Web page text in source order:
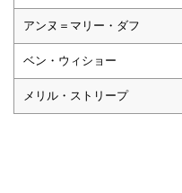
アンヌ＝マリー・ダフ
ベン・ウィショー
メリル・ストリープ